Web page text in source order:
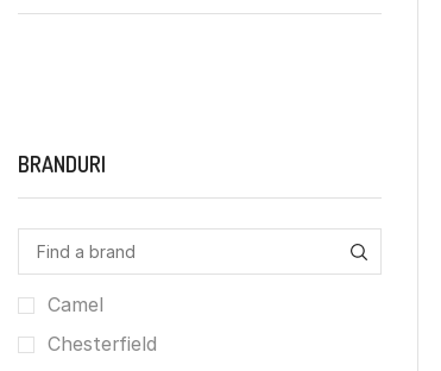
BRANDURI
Camel
Chesterfield